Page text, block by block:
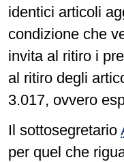
identici articoli
condizione che
invita al ritiro i
al ritiro degli
3.017, ovvero
Il sottosegretario
per quel che